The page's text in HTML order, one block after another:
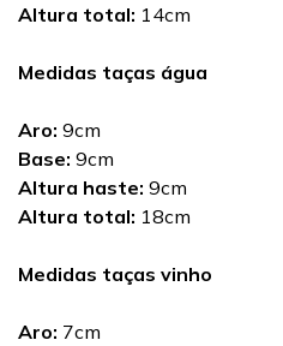
Altura total: 14cm
Medidas taças água
Aro: 9cm
Base: 9cm
Altura haste: 9cm
Altura total: 18cm
Medidas taças vinho
Aro: 7cm